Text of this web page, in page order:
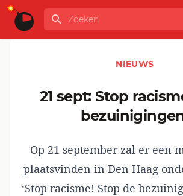
Ga naar de inhoud
GLOBALINFO
Zoeken
NIEUWS
21 sept: Stop racisme! Stop
Op 21 september zal er een
plaatsvinden in Den Haag
‘Stop racisme! Stop de